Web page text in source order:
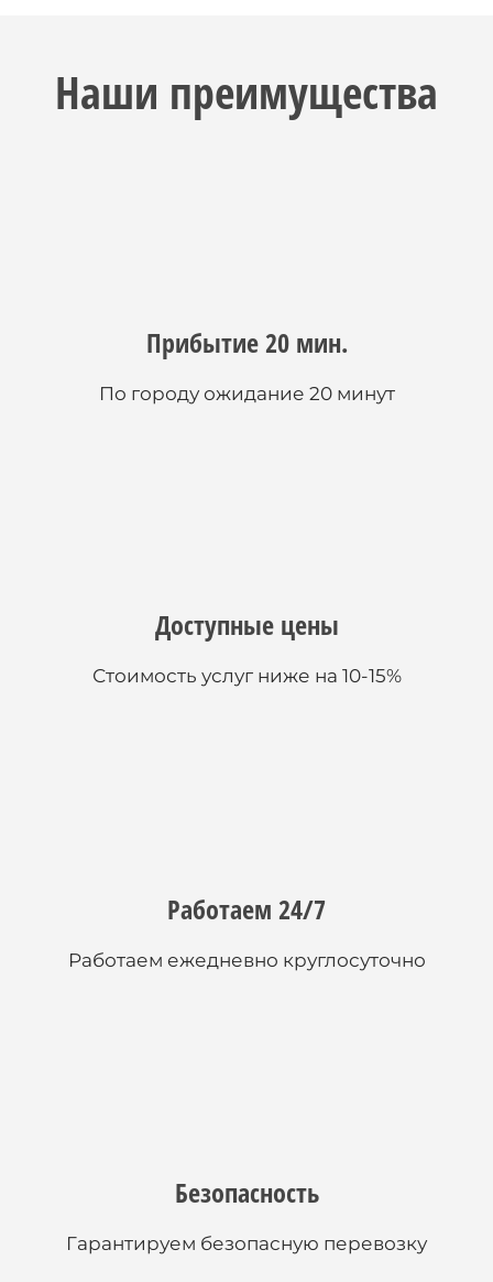
Наши преимущества
Прибытие 20 мин.
По городу ожидание 20 минут
Доступные цены
Стоимость услуг ниже на 10-15%
Работаем 24/7
Работаем ежедневно круглосуточно
Безопасность
Гарантируем безопасную перевозку